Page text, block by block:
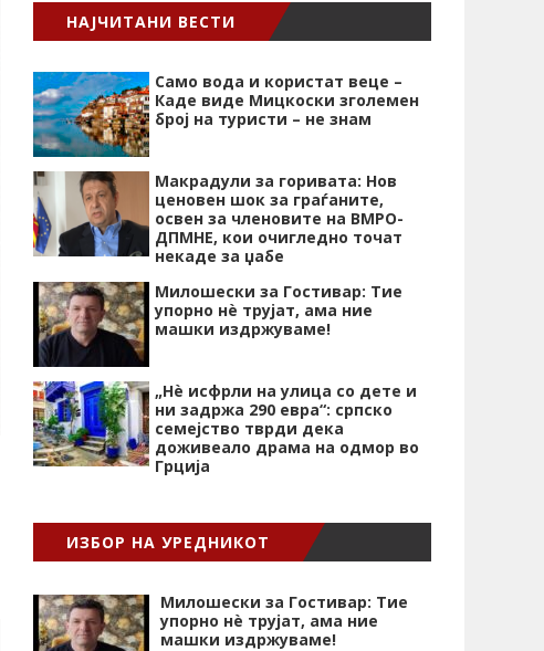
НАЈЧИТАНИ ВЕСТИ
Само вода и користат веце –
Каде виде Мицкоски зголемен
број на туристи – не знам
Макрадули за горивата: Нов
ценовен шок за граѓаните,
освен за членовите на ВМРО-
ДПМНЕ, кои очигледно точат
некаде за џабе
Милошески за Гостивар: Тие
упорно нѐ трујат, ама ние
машки издржуваме!
„Нѐ исфрли на улица со дете и
ни задржа 290 евра“: српско
семејство тврди дека
доживеало драма на одмор во
Грција
ИЗБОР НА УРЕДНИКОТ
Милошески за Гостивар: Тие
упорно нѐ трујат, ама ние
машки издржуваме!